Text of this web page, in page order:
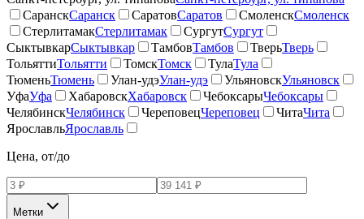
СаранскСаранск СаратовСаратов СмоленскСмоленск
СтерлитамакСтерлитамак СургутСургут
СыктывкарСыктывкар ТамбовТамбов ТверьТверь
ТольяттиТольятти ТомскТомск ТулаТула
ТюменьТюмень Улан-удэУлан-удэ УльяновскУльяновск
УфаУфа ХабаровскХабаровск ЧебоксарыЧебоксары
ЧелябинскЧелябинск ЧереповецЧереповец ЧитаЧита
ЯрославльЯрославль
Цена, от/до
Метки